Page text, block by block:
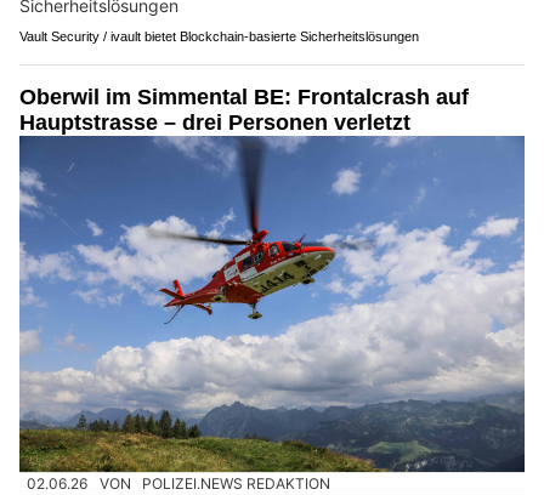
Vault Security / ivault bietet Blockchain-basierte Sicherheitslösungen
Oberwil im Simmental BE: Frontalcrash auf
Hauptstrasse – drei Personen verletzt
02.06.26 VON POLIZEI.NEWS REDAKTION